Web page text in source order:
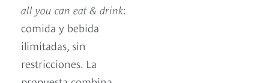
all you can eat & drink:
comida y bebida
ilimitadas, sin
restricciones. La